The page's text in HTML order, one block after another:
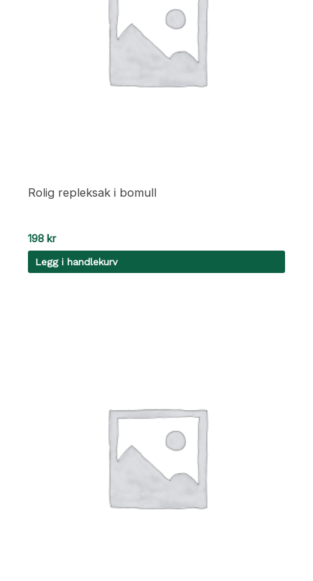
Rolig repleksak i bomull
198 kr
Legg i handlekurv